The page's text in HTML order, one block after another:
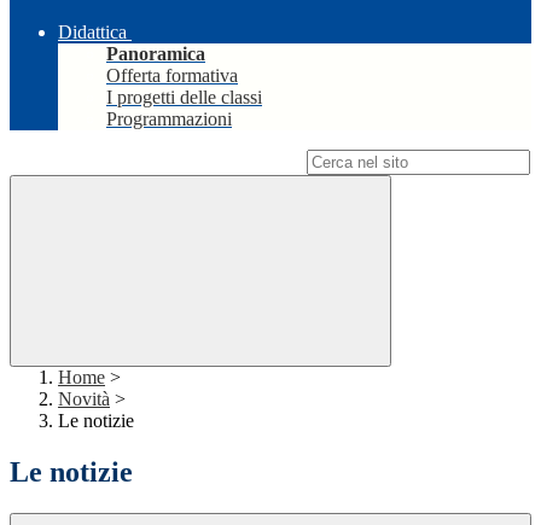
Didattica
Panoramica
Offerta formativa
I progetti delle classi
Programmazioni
Home >
Novità >
Le notizie
Le notizie